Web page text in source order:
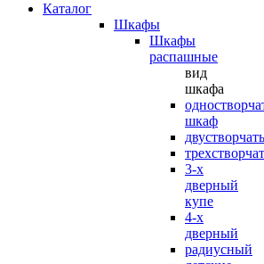
Каталог
Шкафы
Шкафы
распашные
вид
шкафа
шкаф
3-х
дверный
купе
4-х
дверный
радиусный